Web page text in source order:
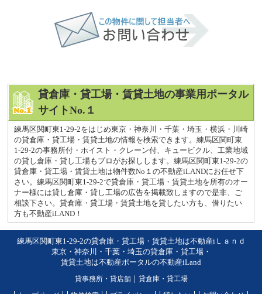
貸倉庫・貸工場・賃貸土地の事業用ポータル
サイトNo.１
練馬区関町東1-29-2をはじめ東京・神奈川・千葉・埼玉・横浜・川崎
の貸倉庫・貸工場・賃貸土地の情報を検索できます。練馬区関町東
1-29-2の事務所付・ホイスト・クレーン付、キュービクル、工業地域
の貸し倉庫・貸し工場もプロがお探しします。練馬区関町東1-29-2の
貸倉庫・貸工場・賃貸土地は物件数No１の不動産iLANDにお任せ下
さい。練馬区関町東1-29-2で貸倉庫・貸工場・賃貸土地を所有のオー
ナー様には貸し倉庫・貸し工場の広告を掲載致しますので是非、ご
相談下さい。貸倉庫・貸工場・賃貸土地を貸したい方も、借りたい
方も不動産iLAND！
練馬区関町東1-29-2の貸倉庫・貸工場・賃貸土地は不動産iＬａｎｄ
東京・神奈川・千葉・埼玉の貸倉庫・貸工場・
賃貸土地は不動産ポータルの不動産iLand
貸事務所・貸店舗｜ 貸倉庫・貸工場